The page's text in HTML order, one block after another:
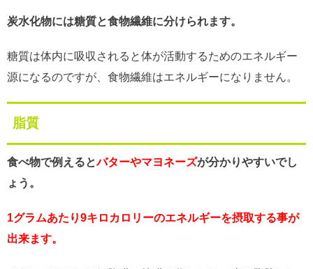
炭水化物には糖質と食物繊維に分けられます。
糖質は体内に吸収されると体が活動するためのエネルギー
源になるのですが、食物繊維はエネルギーになりません。
脂質
食べ物で例えるとバターやマヨネーズが分かりやすいでし
ょう。
1グラムあたり9キロカロリーのエネルギーを摂取する事が
出来ます。